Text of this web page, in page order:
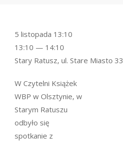
W Czytelni Książek
WBP w Olsztynie, w
Starym Ratuszu
odbyło się
spotkanie z
5 listopada 13:10
13:10 — 14:10
Stary Ratusz, ul. Stare Miasto 33